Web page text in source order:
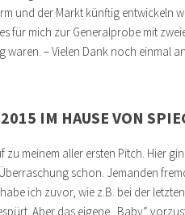
und der Markt künftig entwickeln
für mich zur Generalprobe mit
– Vielen Dank noch einmal
IM HAUSE VON
meinem aller ersten Pitch. Hier
schon. Jemanden
ich zuvor, wie z.B. bei der letzten
Aber das eigene „Baby“